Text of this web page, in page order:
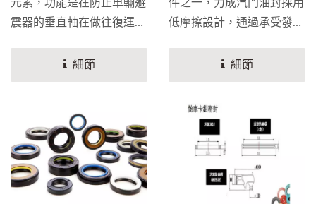
元素，功能是在防止車輛避
震器的垂直軸在做往復運動
染物進入避震器內部，其密
封效能會影響避震器的作用
器是懸吊系統的主要組成之
一，其作用是減緩彈簧回彈
的衝擊，和對振動和變形的
吸收，並吸收路面的衝擊。
細節
件之一，力成汽門油封採用
低摩擦設計，通過承受發動
改善排放品質，並提高發動
機的效能，彈簧可確保長時
橡膠材料甚至可以承受市場
上最具侵蝕性的油品。是售
油封一般由外骨架和氟橡膠
共同硫化而成，徑口部裝自
細節